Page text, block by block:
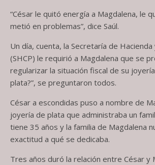
“César le quitó energía a Magdalena, le
metió en problemas”, dice Saúl.
Un día, cuenta, la Secretaría de
(SHCP) le requirió a Magdalena que se
regularizar la situación fiscal de su
plata?”, se preguntaron todos.
César a escondidas puso a nombre de
joyería de plata que administraba un
tiene 35 años y la familia de Magdalena
exactitud a qué se dedicaba.
Tres años duró la relación entre César y